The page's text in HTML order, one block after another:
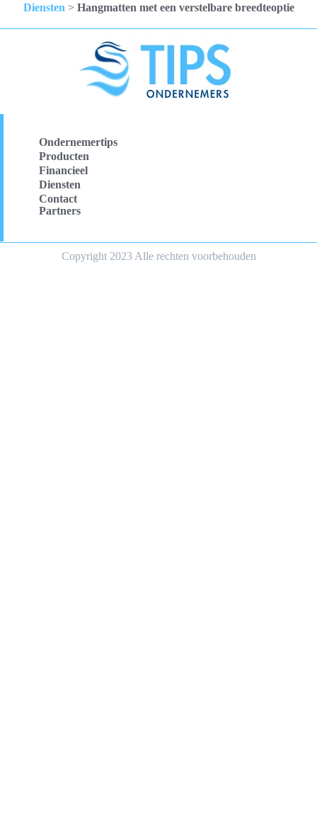
Diensten > Hangmatten met een verstelbare breedteoptie
Ondernemertips
Producten
Financieel
Diensten
Contact
Partners
Copyright 2023 Alle rechten voorbehouden